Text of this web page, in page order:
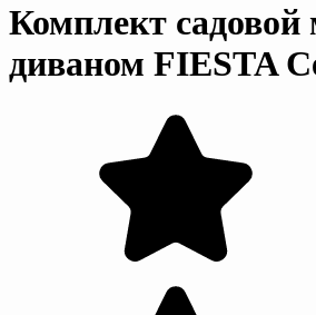
Комплект садовой
диваном FIESTA